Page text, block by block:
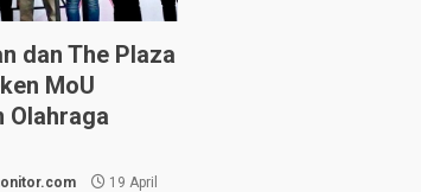
dan The Plaza
MoU
Olahraga
19 April